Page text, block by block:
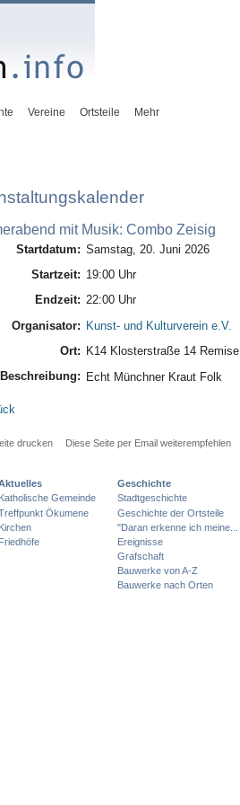
Vereine Ortsteile Mehr
mit Musik: Combo Zeisig
Startdatum: Samstag, 20. Juni 2026
Startzeit: 19:00 Uhr
Endzeit: 22:00 Uhr
Organisator: Kunst- und Kulturverein e.V.
Ort: K14 Klosterstraße 14 Remise
Beschreibung: Echt Münchner Kraut Folk
drucken Diese Seite per Email weiterempfehlen
Katholische Gemeinde
Ökumene
Kirchen
Friedhöfe
Geschichte
Stadtgeschichte
Geschichte der Ortsteile
"Daran erkenne ich meine...
Ereignisse
Grafschaft
Bauwerke von A-Z
Bauwerke nach Orten